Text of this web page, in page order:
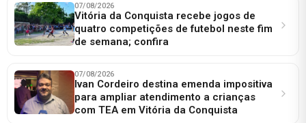
07/08/2026
Vitória da Conquista recebe jogos de
quatro competições de futebol neste fim
de semana; confira
07/08/2026
Ivan Cordeiro destina emenda impositiva
para ampliar atendimento a crianças
com TEA em Vitória da Conquista